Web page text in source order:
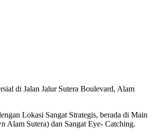
di Jalan Jalur Sutera Boulevard, Alam
Lokasi Sangat Strategis, berada di Main
Alam Sutera) dan Sangat Eye- Catching.